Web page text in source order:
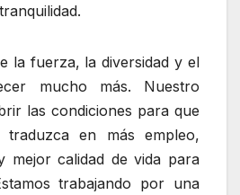
la fuerza, la diversidad y el
mucho más. Nuestro
las condiciones para que
traduzca en más empleo,
mejor calidad de vida para
trabajando por una